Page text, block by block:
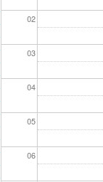
02
03
04
05
06